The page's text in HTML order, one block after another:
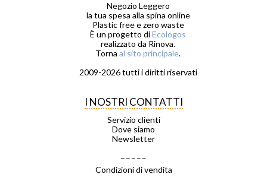
Negozio Leggero
la tua spesa alla spina online
Plastic free e zero waste
È un progetto diEcologos
realizzato da Rinova.
Torna al sito principale.
2009-2026 tutti i diritti riservati
I NOSTRI CONTATTI
Servizio clienti
Dove siamo
Newsletter
Condizioni di vendita